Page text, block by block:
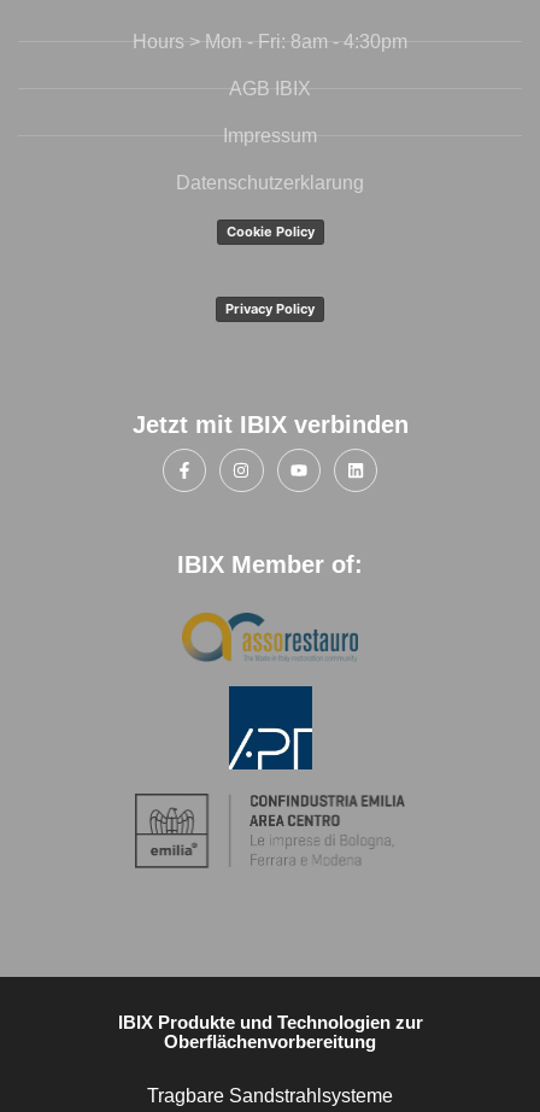
Hours > Mon - Fri: 8am - 4:30pm
AGB IBIX
Impressum
Datenschutzerklarung
Cookie Policy
Privacy Policy
Jetzt mit IBIX verbinden
IBIX Member of:
IBIX Produkte und Technologien zur
Oberflächenvorbereitung
Tragbare Sandstrahlsysteme